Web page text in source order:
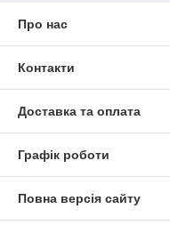
Про нас
Контакти
Доставка та оплата
Графік роботи
Повна версія сайту